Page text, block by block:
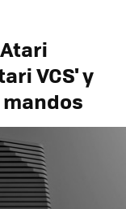
VCS' y